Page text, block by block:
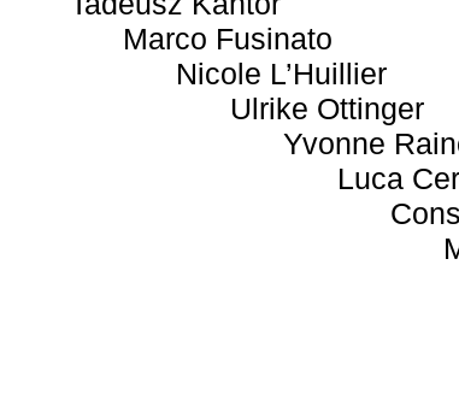
Marco Fusinato
Nicole L’Huillier
Ulrike Ottinger
Yvonne
Luca